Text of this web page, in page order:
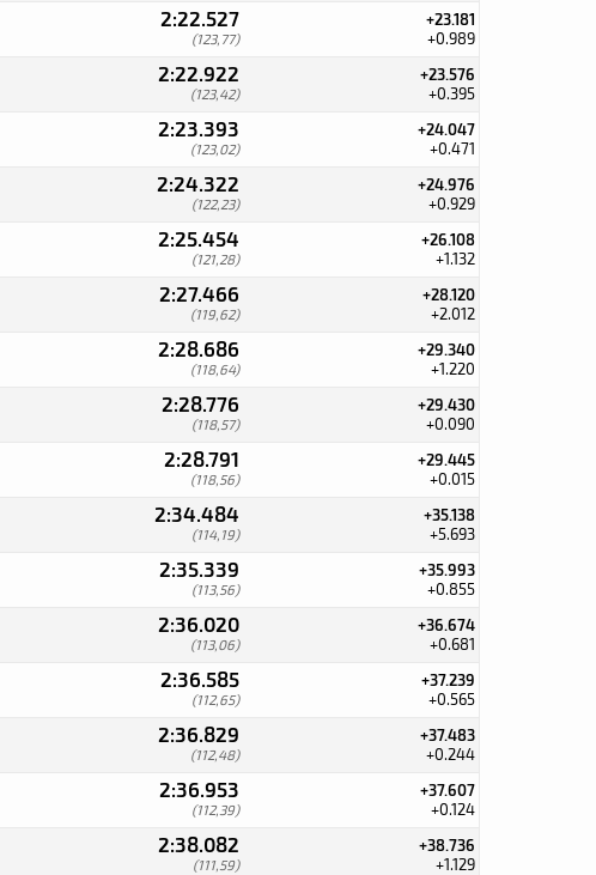
2:22.527
(123,77)
+23.181
+0.989
2:22.922
(123,42)
+23.576
+0.395
2:23.393
(123,02)
+24.047
+0.471
2:24.322
(122,23)
+24.976
+0.929
2:25.454
(121,28)
+26.108
+1.132
2:27.466
(119,62)
+28.120
+2.012
2:28.686
(118,64)
+29.340
+1.220
2:28.776
(118,57)
+29.430
+0.090
2:28.791
(118,56)
+29.445
+0.015
2:34.484
(114,19)
+35.138
+5.693
2:35.339
(113,56)
+35.993
+0.855
2:36.020
(113,06)
+36.674
+0.681
2:36.585
(112,65)
+37.239
+0.565
2:36.829
(112,48)
+37.483
+0.244
2:36.953
(112,39)
+37.607
+0.124
2:38.082
(111,59)
+38.736
+1.129